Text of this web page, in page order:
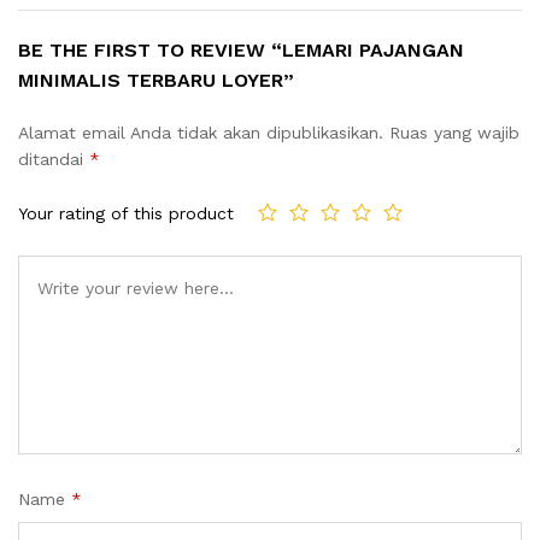
BE THE FIRST TO REVIEW “LEMARI PAJANGAN
MINIMALIS TERBARU LOYER”
Alamat email Anda tidak akan dipublikasikan. Ruas yang wajib
ditandai *
Your rating of this product
Name *